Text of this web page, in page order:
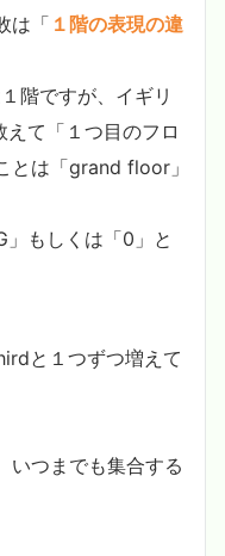
は「 １階の表現の違
階ですが、イギリ
て「１つ目のフロ
とは「grand floor」
もしくは「0」と
と１つずつ増えて
いつまでも集合する